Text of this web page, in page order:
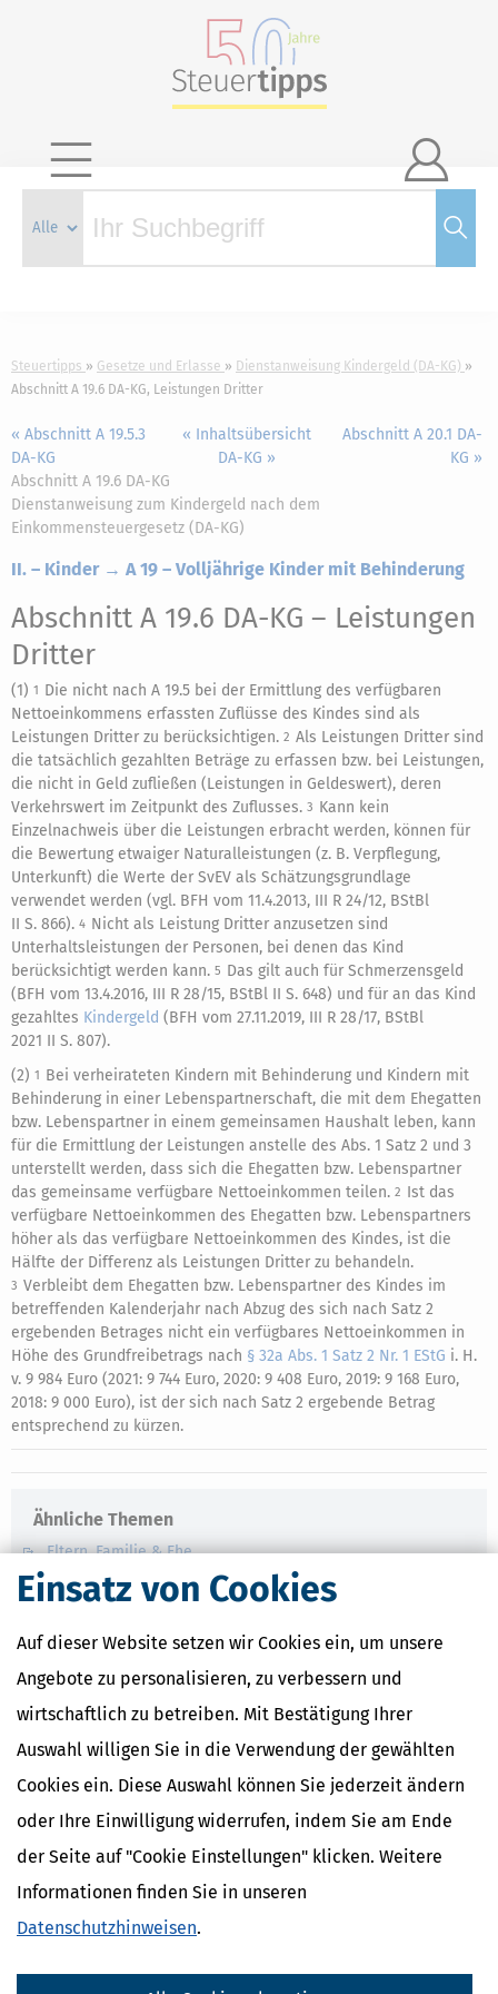
Einsatz von Cookies
Auf dieser Website setzen wir Cookies ein, um unsere
Angebote zu personalisieren, zu verbessern und
wirtschaftlich zu betreiben. Mit Bestätigung Ihrer
Auswahl willigen Sie in die Verwendung der gewählten
Cookies ein. Diese Auswahl können Sie jederzeit ändern
oder Ihre Einwilligung widerrufen, indem Sie am Ende
der Seite auf "Cookie Einstellungen" klicken. Weitere
Informationen finden Sie in unseren
Datenschutzhinweisen.

Steuertipps Gesetze und Erlasse
Dienstanweisung Kindergeld (DA-KG)
Abschnitt A 19.6 DA-KG, Leistungen Dritter
« Abschnitt A 19.5.3
DA-KG
« Inhaltsübersicht
DA-KG »
Abschnitt A 20.1 DA-
KG »
Abschnitt A 19.6 DA-KG
Dienstanweisung zum Kindergeld nach dem
Einkommensteuergesetz (DA-KG)
II. – Kinder → A 19 – Volljährige Kinder mit Behinderung
Abschnitt A 19.6 DA-KG – Leistungen
Dritter
(1) 1 Die nicht nach A 19.5 bei der Ermittlung des verfügbaren
Nettoeinkommens erfassten Zuflüsse des Kindes sind als
Leistungen Dritter zu berücksichtigen. 2 Als Leistungen Dritter sind
die tatsächlich gezahlten Beträge zu erfassen bzw. bei Leistungen,
die nicht in Geld zufließen (Leistungen in Geldeswert), deren
Verkehrswert im Zeitpunkt des Zuflusses. 3 Kann kein
Einzelnachweis über die Leistungen erbracht werden, können für
die Bewertung etwaiger Naturalleistungen (z. B. Verpflegung,
Unterkunft) die Werte der SvEV als Schätzungsgrundlage
verwendet werden (vgl. BFH vom 11.4.2013, III R 24/12, BStBl
II S. 866). 4 Nicht als Leistung Dritter anzusetzen sind
Unterhaltsleistungen der Personen, bei denen das Kind
berücksichtigt werden kann. 5 Das gilt auch für Schmerzensgeld
(BFH vom 13.4.2016, III R 28/15, BStBl II S. 648) und für an das Kind
gezahltes Kindergeld (BFH vom 27.11.2019, III R 28/17, BStBl
2021 II S. 807).
(2) 1 Bei verheirateten Kindern mit Behinderung und Kindern mit
Behinderung in einer Lebenspartnerschaft, die mit dem Ehegatten
bzw. Lebenspartner in einem gemeinsamen Haushalt leben, kann
für die Ermittlung der Leistungen anstelle des Abs. 1 Satz 2 und 3
unterstellt werden, dass sich die Ehegatten bzw. Lebenspartner
das gemeinsame verfügbare Nettoeinkommen teilen. 2 Ist das
verfügbare Nettoeinkommen des Ehegatten bzw. Lebenspartners
höher als das verfügbare Nettoeinkommen des Kindes, ist die
Hälfte der Differenz als Leistungen Dritter zu behandeln.
3 Verbleibt dem Ehegatten bzw. Lebenspartner des Kindes im
betreffenden Kalenderjahr nach Abzug des sich nach Satz 2
ergebenden Betrages nicht ein verfügbares Nettoeinkommen in
Höhe des Grundfreibetrags nach § 32a Abs. 1 Satz 2 Nr. 1 EStG i. H.
v. 9 984 Euro (2021: 9 744 Euro, 2020: 9 408 Euro, 2019: 9 168 Euro,
2018: 9 000 Euro), ist der sich nach Satz 2 ergebende Betrag
entsprechend zu kürzen.
Ähnliche Themen
Eltern, Familie & Ehe
Krankheit, Betreuung & Pflege
ElterngeldPlus
Unterhaltshöchstbetrag
Auslandskinder